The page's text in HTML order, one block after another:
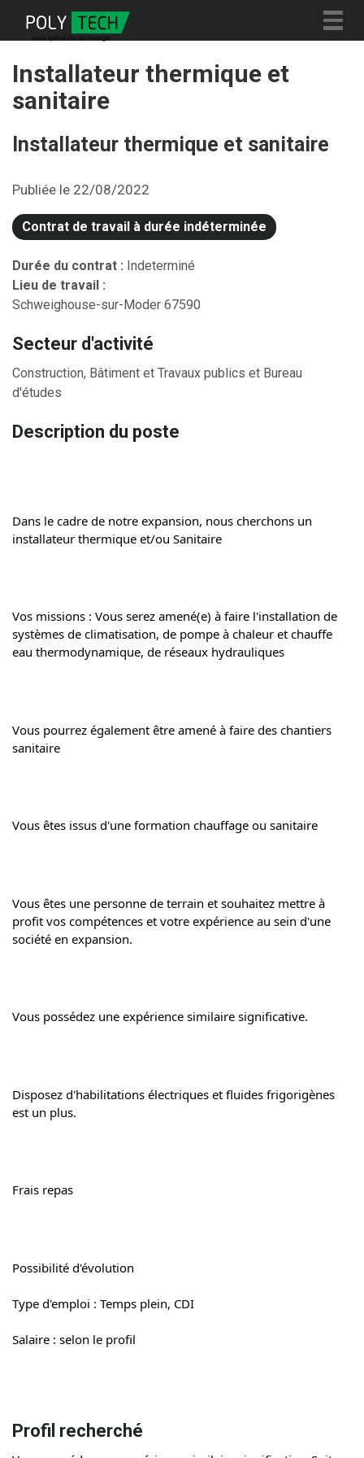
Installateur thermique et
sanitaire
Installateur thermique et sanitaire
Publiée le 22/08/2022
Contrat de travail à durée indéterminée
Durée du contrat : Indeterminé
Lieu de travail :
Schweighouse-sur-Moder 67590
Secteur d'activité
Construction, Bâtiment et Travaux publics et Bureau
d'études
Description du poste
Dans le cadre de notre expansion, nous cherchons un
installateur thermique et/ou Sanitaire
Vos missions : Vous serez amené(e) à faire l'installation de
systèmes de climatisation, de pompe à chaleur et chauffe
eau thermodynamique, de réseaux hydrauliques
Vous pourrez également être amené à faire des chantiers
sanitaire
Vous êtes issus d'une formation chauffage ou sanitaire
Vous êtes une personne de terrain et souhaitez mettre à
profit vos compétences et votre expérience au sein d'une
société en expansion.
Vous possédez une expérience similaire significative.
Disposez d'habilitations électriques et fluides frigorigènes
est un plus.
Frais repas
Possibilité d'évolution
Type d'emploi : Temps plein, CDI
Salaire : selon le profil
Profil recherché